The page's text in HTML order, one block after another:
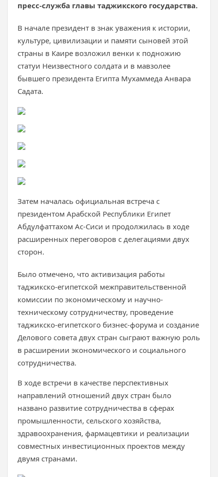
пресс-служба главы таджикского государства.
В начале президент в знак уважения к истории,
культуре, цивилизации и памяти сыновей этой
страны в Каире возложил венки к подножию
статуи Неизвестного солдата и в мавзолее
бывшего президента Египта Мухаммеда Анвара
Садата.
Затем началась официальная встреча с
президентом Арабской Республики Египет
Абдулфаттахом Ас-Сиси и продолжилась в ходе
расширенных переговоров с делегациями двух
сторон.
Было отмечено, что активизация работы
таджикско-египетской межправительственной
комиссии по экономическому и научно-
техническому сотрудничеству, проведение
таджикско-египетского бизнес-форума и создание
Делового совета двух стран сыграют важную роль
в расширении экономического и социального
сотрудничества.
В ходе встречи в качестве перспективных
направлений отношений двух стран было
названо развитие сотрудничества в сферах
промышленности, сельского хозяйства,
здравоохранения, фармацевтики и реализации
совместных инвестиционных проектов между
двумя странами.